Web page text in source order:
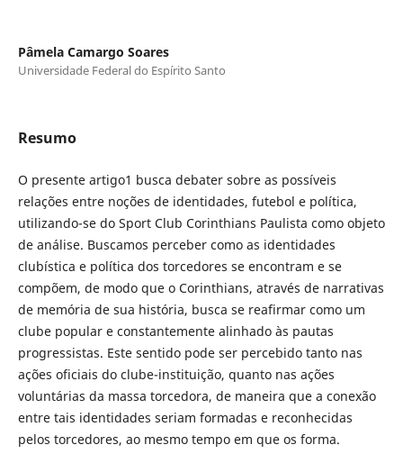
Pâmela Camargo Soares
Universidade Federal do Espírito Santo
Resumo
O presente artigo1 busca debater sobre as possíveis
relações entre noções de identidades, futebol e política,
utilizando-se do Sport Club Corinthians Paulista como objeto
de análise. Buscamos perceber como as identidades
clubística e política dos torcedores se encontram e se
compõem, de modo que o Corinthians, através de narrativas
de memória de sua história, busca se reafirmar como um
clube popular e constantemente alinhado às pautas
progressistas. Este sentido pode ser percebido tanto nas
ações oficiais do clube-instituição, quanto nas ações
voluntárias da massa torcedora, de maneira que a conexão
entre tais identidades seriam formadas e reconhecidas
pelos torcedores, ao mesmo tempo em que os forma.